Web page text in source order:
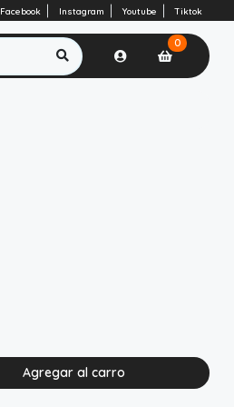
Facebook Instagram Youtube Tiktok
0
Agregar al carro